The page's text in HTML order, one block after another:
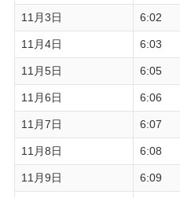
11月3日 6:02
11月4日 6:03
11月5日 6:05
11月6日 6:06
11月7日 6:07
11月8日 6:08
11月9日 6:09